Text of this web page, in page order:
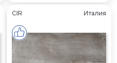
CIR Италия